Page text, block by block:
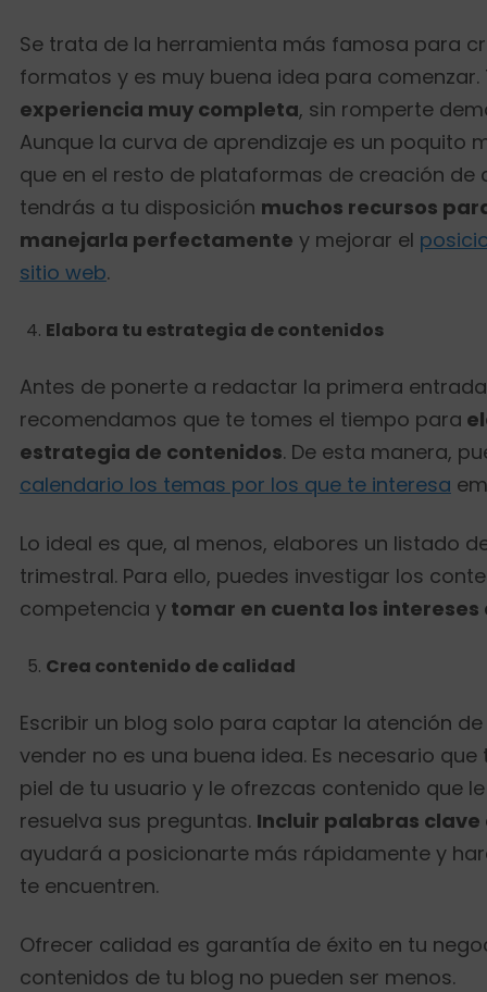
Se trata de la herramienta más famosa para
formatos y es muy buena idea para comenzar.
experiencia muy completa, sin romperte
Aunque la curva de aprendizaje es un poquito
que en el resto de plataformas de creación de
tendrás a tu disposición muchos recursos
manejarla perfectamente y mejorar el
sitio web.
Elabora tu estrategia de contenidos
Antes de ponerte a redactar la primera
recomendamos que te tomes el tiempo para
estrategia de contenidos. De esta manera,
calendario los temas por los que te interesa
Lo ideal es que, al menos, elabores un listado
trimestral. Para ello, puedes investigar los
competencia ytomar en cuenta los intereses
Crea contenido de calidad
Escribir un blog solo para captar la atención
vender no es una buena idea. Es necesario
piel de tu usuario y le ofrezcas contenido que
resuelva sus preguntas. Incluir palabras clave
ayudará a posicionarte más rápidamente y
te encuentren.
Ofrecer calidad es garantía de éxito en tu
contenidos de tu blog no pueden ser menos.